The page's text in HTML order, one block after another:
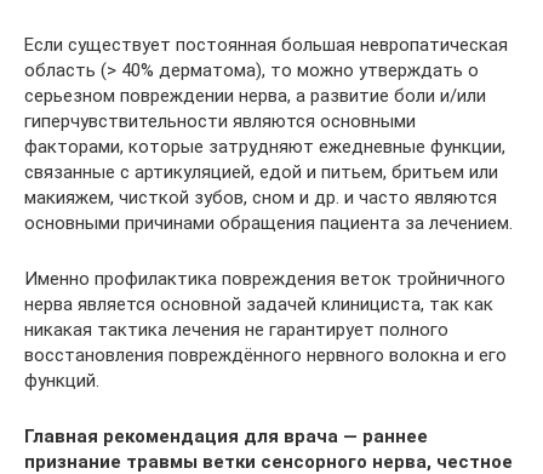
Если существует постоянная большая невропатическая
область (> 40% дерматома), то можно утверждать о
серьезном повреждении нерва, а развитие боли и/или
гиперчувствительности являются основными
факторами, которые затрудняют ежедневные функции,
связанные с артикуляцией, едой и питьем, бритьем или
макияжем, чисткой зубов, сном и др. и часто являются
основными причинами обращения пациента за лечением.
Именно профилактика повреждения веток тройничного
нерва является основной задачей клинициста, так как
никакая тактика лечения не гарантирует полного
восстановления повреждённого нервного волокна и его
функций.
Главная рекомендация для врача — раннее
признание травмы ветки сенсорного нерва, честное